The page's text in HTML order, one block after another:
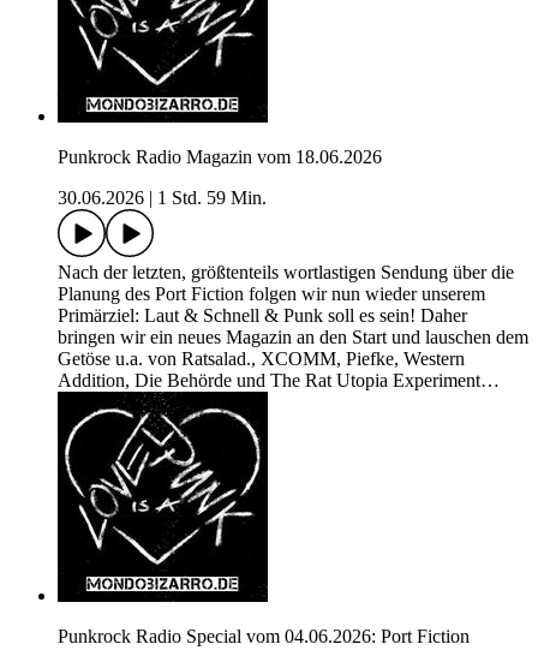
Punkrock Radio Magazin vom 18.06.2026
30.06.2026
1 Std. 59 Min.
Nach der letzten, größtenteils wortlastigen Sendung über die
Planung des Port Fiction folgen wir nun wieder unserem
Primärziel: Laut & Schnell & Punk soll es sein! Daher
bringen wir ein neues Magazin an den Start und lauschen dem
Getöse u.a. von Ratsalad., XCOMM, Piefke, Western
Addition, Die Behörde und The Rat Utopia Experiment…
Punkrock Radio Special vom 04.06.2026: Port Fiction